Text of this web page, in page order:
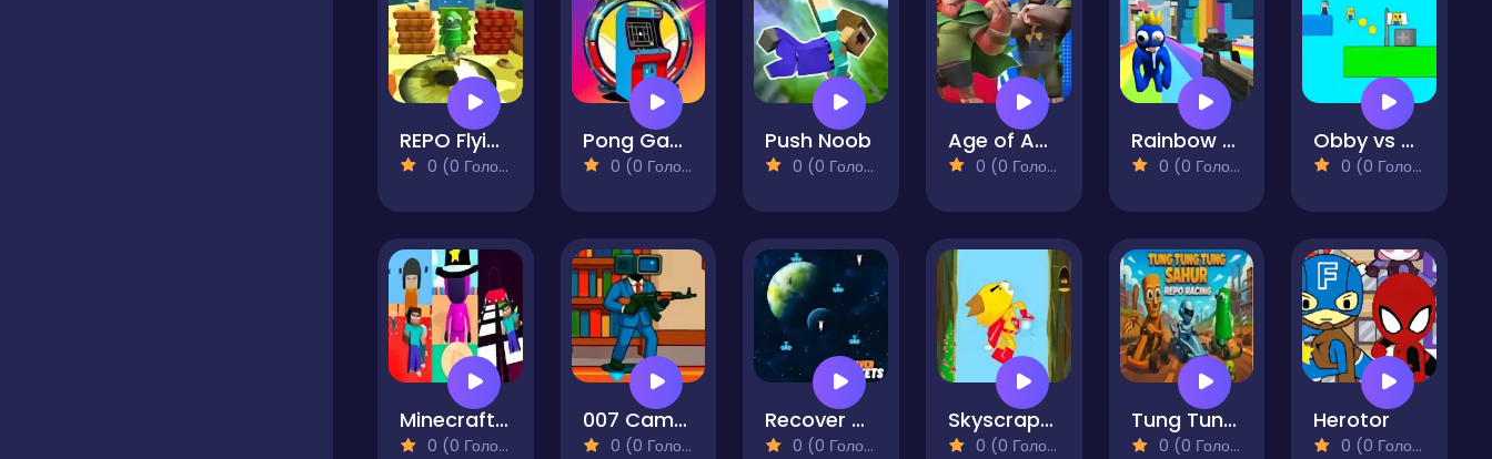
REPO Flying Plane
0 (0 Голосів)
Pong Game Classic Arcade Fun!
0 (0 Голосів)
Push Noob
0 (0 Голосів)
Age of Apes Run
0 (0 Голосів)
Rainbow Friends Swarm
0 (0 Голосів)
Obby vs Bacon Rainbow Parkour
0 (0 Голосів)
Minecraft At Squid Game 2
0 (0 Голосів)
007 Cameraman Enemy Skibidi
0 (0 Голосів)
Recover Rocket
0 (0 Голосів)
Skyscraper
0 (0 Голосів)
Tung Tung Tung Sahur REPO Racing
0 (0 Голосів)
Herotor
0 (0 Голосів)